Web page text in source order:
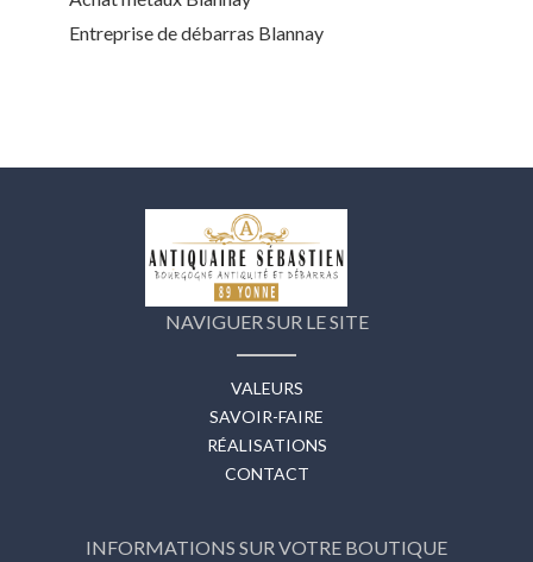
Entreprise de débarras Blannay
NAVIGUER SUR LE SITE
VALEURS
SAVOIR-FAIRE
RÉALISATIONS
CONTACT
INFORMATIONS SUR VOTRE BOUTIQUE